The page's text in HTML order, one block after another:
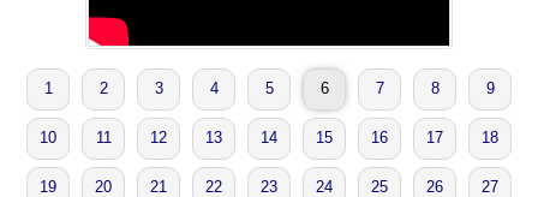
1 2 3 4 5 6 7 8 9
10 11 12 13 14 15 16 17 18
19 20 21 22 23 24 25 26 27